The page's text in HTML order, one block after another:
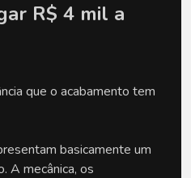
R$ 4 mil a
que o acabamento tem
basicamente um
A mecânica, os